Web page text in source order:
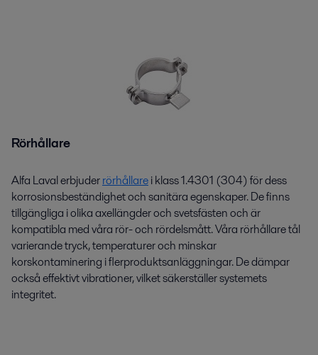
Rörhållare
Alfa Laval erbjuderrörhållarei klass 1.4301 (304) för dess
korrosionsbeständighet och sanitära egenskaper. De finns
tillgängliga i olika axellängder och svetsfästen och är
kompatibla med våra rör- och rördelsmått. Våra rörhållare tål
varierande tryck, temperaturer och minskar
korskontaminering i flerproduktsanläggningar. De dämpar
också effektivt vibrationer, vilket säkerställer systemets
integritet.